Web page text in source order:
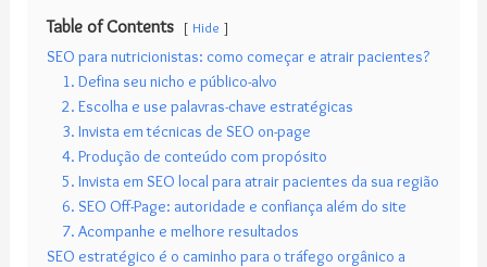
Table of Contents Hide
SEO para nutricionistas: como começar e atrair pacientes?
1. Defina seu nicho e público-alvo
2. Escolha e use palavras-chave estratégicas
3. Invista em técnicas de SEO on-page
4. Produção de conteúdo com propósito
5. Invista em SEO local para atrair pacientes da sua região
6. SEO Off-Page: autoridade e confiança além do site
7. Acompanhe e melhore resultados
SEO estratégico é o caminho para o tráfego orgânico a